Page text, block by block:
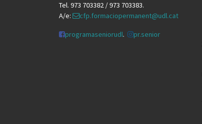
Tel. 973 703382 / 973 703383.
A/e:
cfp.formaciopermanent@udl.cat
programaseniorudl. pr.senior